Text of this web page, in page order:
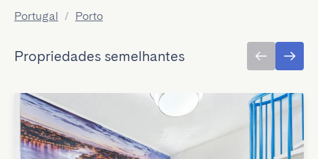
Portugal / Porto
Propriedades semelhantes